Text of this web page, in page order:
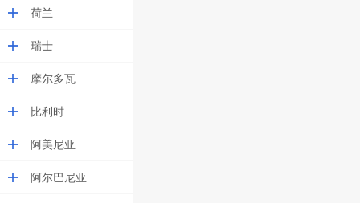
荷兰
瑞士
摩尔多瓦
比利时
阿美尼亚
阿尔巴尼亚